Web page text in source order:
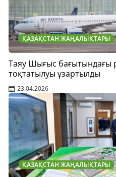
ҚАЗАҚСТАН ЖАҢАЛЫҚТАРЫ
Таяу Шығыс бағытындағы
тоқтатылуы ұзартылды
23.04.2026
ҚАЗАҚСТАН ЖАҢАЛЫҚТАРЫ